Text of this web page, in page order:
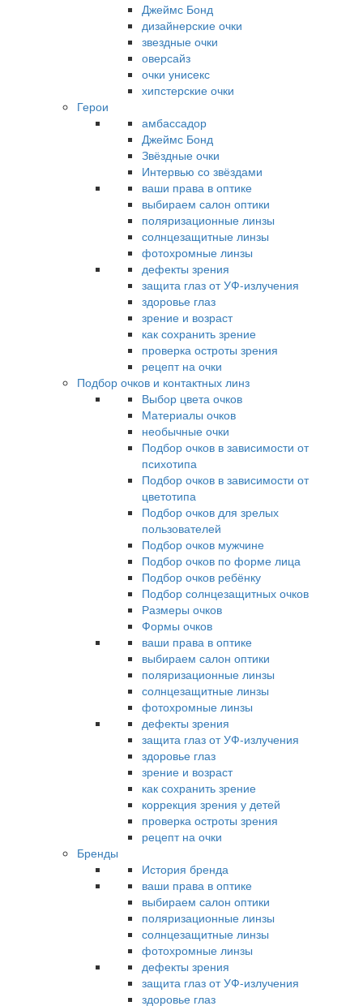
Джеймс Бонд
дизайнерские очки
звездные очки
оверсайз
очки унисекс
хипстерские очки
Герои
амбассадор
Джеймс Бонд
Звёздные очки
Интервью со звёздами
ваши права в оптике
выбираем салон оптики
поляризационные линзы
солнцезащитные линзы
фотохромные линзы
дефекты зрения
защита глаз от УФ-излучения
здоровье глаз
зрение и возраст
как сохранить зрение
проверка остроты зрения
рецепт на очки
Подбор очков и контактных линз
Выбор цвета очков
Материалы очков
необычные очки
Подбор очков в зависимости от
психотипа
Подбор очков в зависимости от
цветотипа
Подбор очков для зрелых
пользователей
Подбор очков мужчине
Подбор очков по форме лица
Подбор очков ребёнку
Подбор солнцезащитных очков
Размеры очков
Формы очков
ваши права в оптике
выбираем салон оптики
поляризационные линзы
солнцезащитные линзы
фотохромные линзы
дефекты зрения
защита глаз от УФ-излучения
здоровье глаз
зрение и возраст
как сохранить зрение
коррекция зрения у детей
проверка остроты зрения
рецепт на очки
Бренды
История бренда
ваши права в оптике
выбираем салон оптики
поляризационные линзы
солнцезащитные линзы
фотохромные линзы
дефекты зрения
защита глаз от УФ-излучения
здоровье глаз